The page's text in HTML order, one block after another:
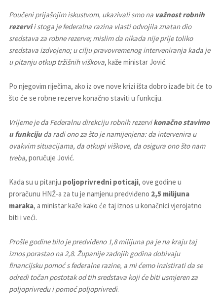
Poučeni prijašnjim iskustvom, ukazivali smo navažnost robnih
rezervii stoga je federalna razina vlasti odvojila znatan dio
sredstava za robne rezerve; mislim da nikada nije prije toliko
sredstava izdvojeno; u cilju pravovremenog interveniranja kada je
u pitanju otkup tržišnih viškova, kaže ministar Jović.
Po njegovim riječima, ako iz ove nove krizi išta dobro izađe bit će to
što će se robne rezerve konačno staviti u funkciju.
Vrijeme je da Federalnu direkciju robnih rezervikonačno stavimo
u funkcijuda radi ono za što je namijenjena: da intervenira u
ovakvim situacijama, da otkupi viškove, da osigura ono što nam
treba, poručuje Jović.
Kada su u pitanju poljoprivredni poticaji, ove godine u
proračunu HNŽ-a za tu je namjenu predviđeno 2,5 milijuna
maraka, a ministar kaže kako će taj iznos u konačnici vjerojatno
biti i veći.
Prošle godine bilo je predviđeno 1,8 milijuna pa je na kraju taj
iznos porastao na 2,8. Županije zadnjih godina dobivaju
financijsku pomoć s federalne razine, a mi ćemo inzistirati da se
odredi točan postotak od tih sredstava koji će biti usmjeren za
poljoprivredu i pomoć poljoprivredi.